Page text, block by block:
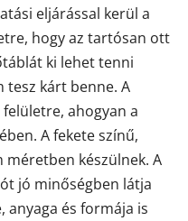
eljárással kerül a
hogy az tartósan ott
ki lehet tenni
tesz kárt benne. A
ahogyan a
A fekete színű,
készülnek. A
jó minőségben látja
anyaga és formája is